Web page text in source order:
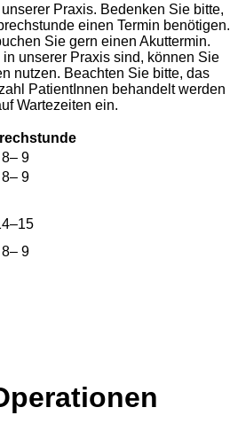
Praxis. Bedenken Sie bitte,
einen Termin benötigen.
Sie gern einen Akuttermin.
unserer Praxis sind, können Sie
nutzen. Beachten Sie bitte, das
PatientInnen behandelt werden
Wartezeiten ein.
8– 9
8– 9
8– 9